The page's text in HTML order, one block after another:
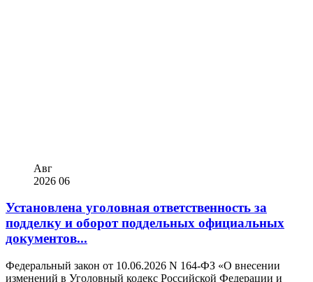
Авг
2026 06
Установлена уголовная ответственность за
подделку и оборот поддельных официальных
документов...
Федеральный закон от 10.06.2026 N 164-ФЗ «О внесении
изменений в Уголовный кодекс Российской Федерации и